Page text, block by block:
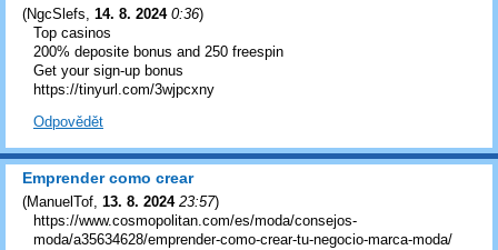
(NgcSlefs 14. 8. 2024 0:36)
Top сasіnоs
200% deposite bonus and 250 freespin
Gеt уоur sіgn-up bоnus
https://tinyurl.com/3wjpcxny
Odpovědět
Emprender como crear
(ManuelTof, 13. 8. 2024 23:57)
https://www.cosmopolitan.com/es/moda/consejos-
moda/a35634628/emprender-como-crear-tu-negocio-marca-moda/